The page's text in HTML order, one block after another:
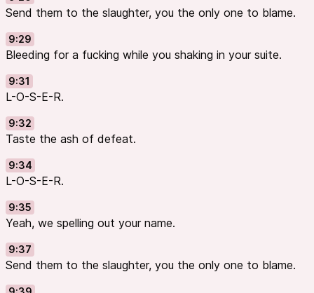
Send them to the slaughter, you the only one to blame.
9:29
Bleeding for a fucking while you shaking in your suite.
9:31
L-O-S-E-R.
9:32
Taste the ash of defeat.
9:34
L-O-S-E-R.
9:35
Yeah, we spelling out your name.
9:37
Send them to the slaughter, you the only one to blame.